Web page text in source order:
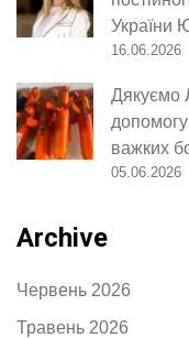
України
16.06.2026
Дякуємо
важких
05.06.2026
Archive
Червень 2026
Травень 2026